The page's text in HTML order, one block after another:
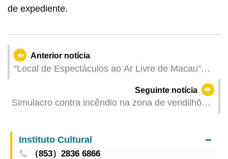
de expediente.
Anterior notícia
“Local de Espectáculos ao Ar Livre de Macau”
temporário acolherá o primeiro evento no início
Seguinte notícia
Simulacro contra incêndio na zona de vendilhões
Instituto Cultural
（853）2836 6866